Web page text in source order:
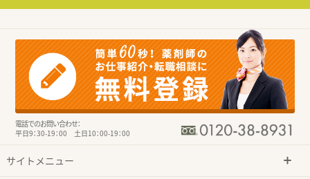
電話でのお問い合わせ：
平日9：30-19：00 土日10：00-19：00
サイトメニュー